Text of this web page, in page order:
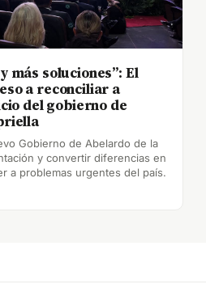
más soluciones”: El
a reconciliar a
del gobierno de
Gobierno de Abelardo de la
y convertir diferencias en
a problemas urgentes del país.